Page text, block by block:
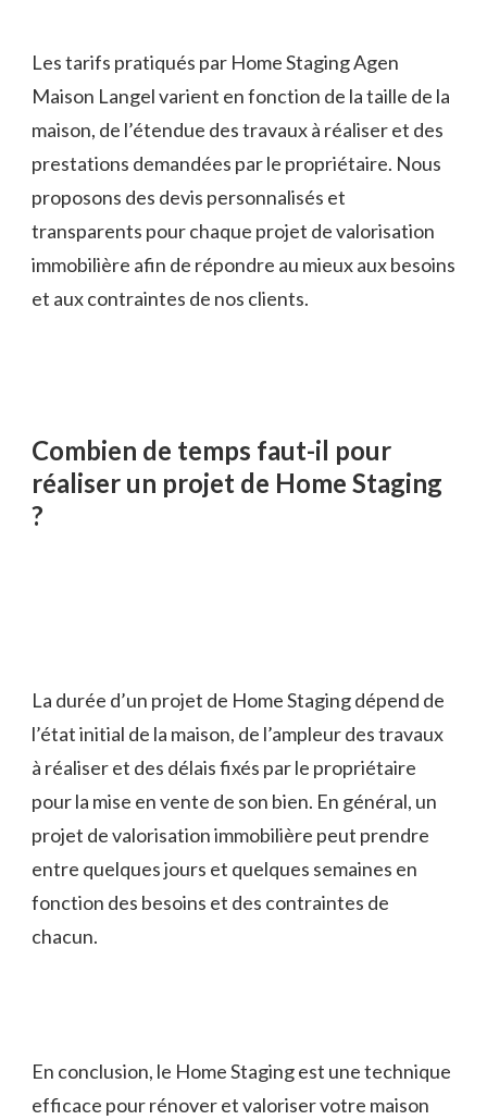
Les tarifs pratiqués par Home Staging Agen
Maison Langel varient en fonction de la taille de la
maison, de l’étendue des travaux à réaliser et des
prestations demandées par le propriétaire. Nous
proposons des devis personnalisés et
transparents pour chaque projet de valorisation
immobilière afin de répondre au mieux aux besoins
et aux contraintes de nos clients.
Combien de temps faut-il pour
réaliser un projet de Home Staging
?
La durée d’un projet de Home Staging dépend de
l’état initial de la maison, de l’ampleur des travaux
à réaliser et des délais fixés par le propriétaire
pour la mise en vente de son bien. En général, un
projet de valorisation immobilière peut prendre
entre quelques jours et quelques semaines en
fonction des besoins et des contraintes de
chacun.
En conclusion, le Home Staging est une technique
efficace pour rénover et valoriser votre maison